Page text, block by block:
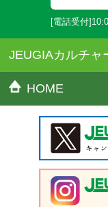
[電話受付
JEUGIAカルチャ
HOME